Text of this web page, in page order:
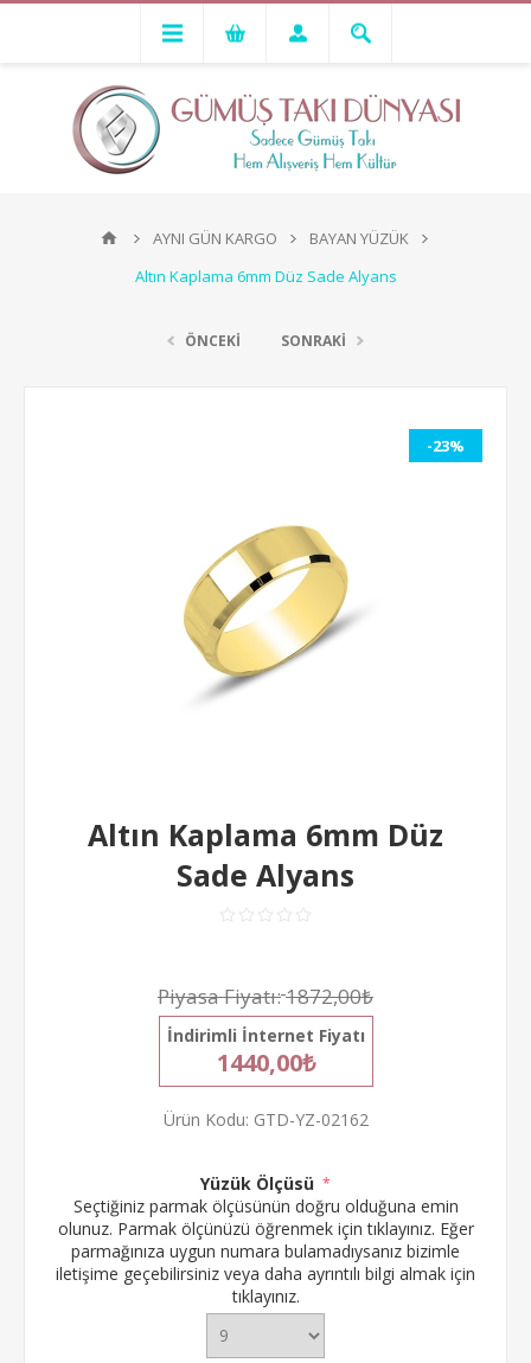
AYNI GÜN KARGO
BAYAN YÜZÜK
Altın Kaplama 6mm Düz Sade Alyans
ÖNCEKİ SONRAKİ
-23%
Altın Kaplama 6mm Düz
Sade Alyans
Piyasa Fiyatı:1872,00₺
İndirimli İnternet Fiyatı
1440,00₺
Ürün Kodu: GTD-YZ-02162
Yüzük Ölçüsü *
Seçtiğiniz parmak ölçüsünün doğru olduğuna emin
olunuz. Parmak ölçünüzü öğrenmek için tıklayınız. Eğer
parmağınıza uygun numara bulamadıysanız bizimle
iletişime geçebilirsiniz veya daha ayrıntılı bilgi almak için
tıklayınız.